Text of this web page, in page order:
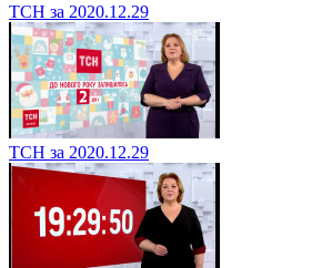
ТСН за 2020.12.29
ТСН за 2020.12.29